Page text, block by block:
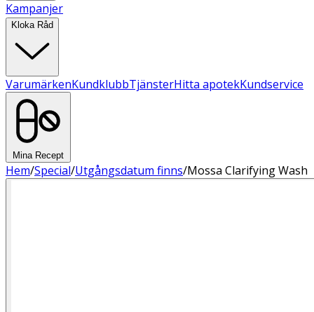
Kampanjer
Kloka Råd
VarumärkenKundklubbTjänsterHitta apotekKundservice
Mina Recept
Hem/Special/Utgångsdatum finns/Mossa Clarifying Wash